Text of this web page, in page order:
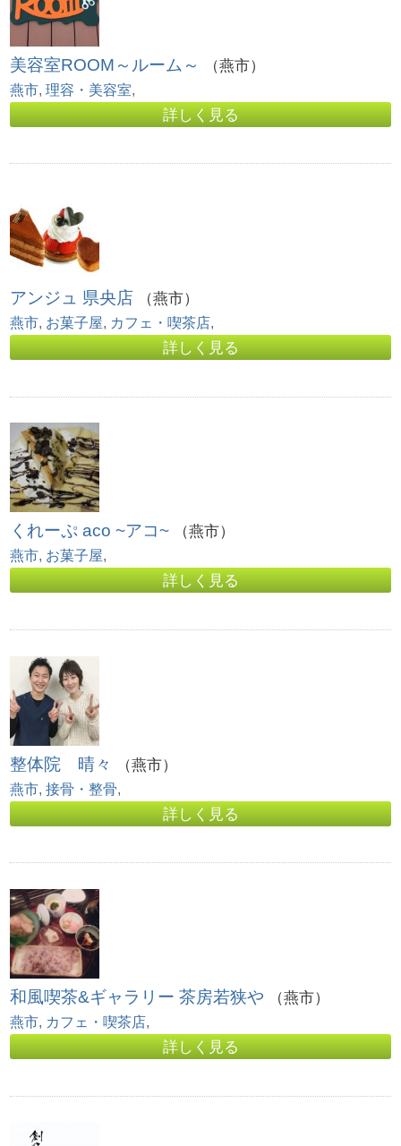
美容室ROOM～ルーム～ （燕市）
燕市,理容・美容室,
詳しく見る
アンジュ 県央店 （燕市）
燕市, お菓子屋, カフェ・喫茶店,
詳しく見る
くれーぷ aco ~アコ~ （燕市）
燕市, お菓子屋,
詳しく見る
整体院 晴々 （燕市）
燕市,接骨・整骨,
詳しく見る
和風喫茶&ギャラリー 茶房若狭や （燕市）
燕市, カフェ・喫茶店,
詳しく見る